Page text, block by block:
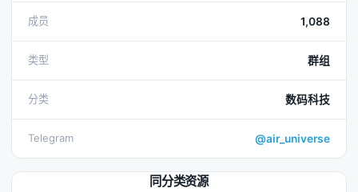
成员 1,088
类型 群组
分类 数码科技
Telegram @air_universe
同分类资源